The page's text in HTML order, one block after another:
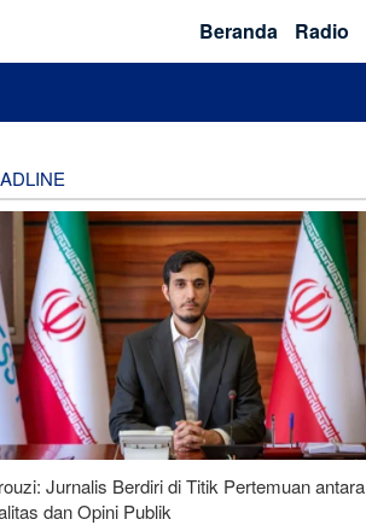
Beranda Radio
Jurnalis Berdiri di Titik Pertemuan antara
dan Opini Publik